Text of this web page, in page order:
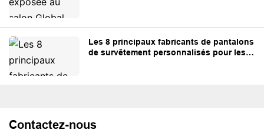
Les 8 principaux fabricants de pantalons
de survêtement personnalisés pour les
Contactez-nous